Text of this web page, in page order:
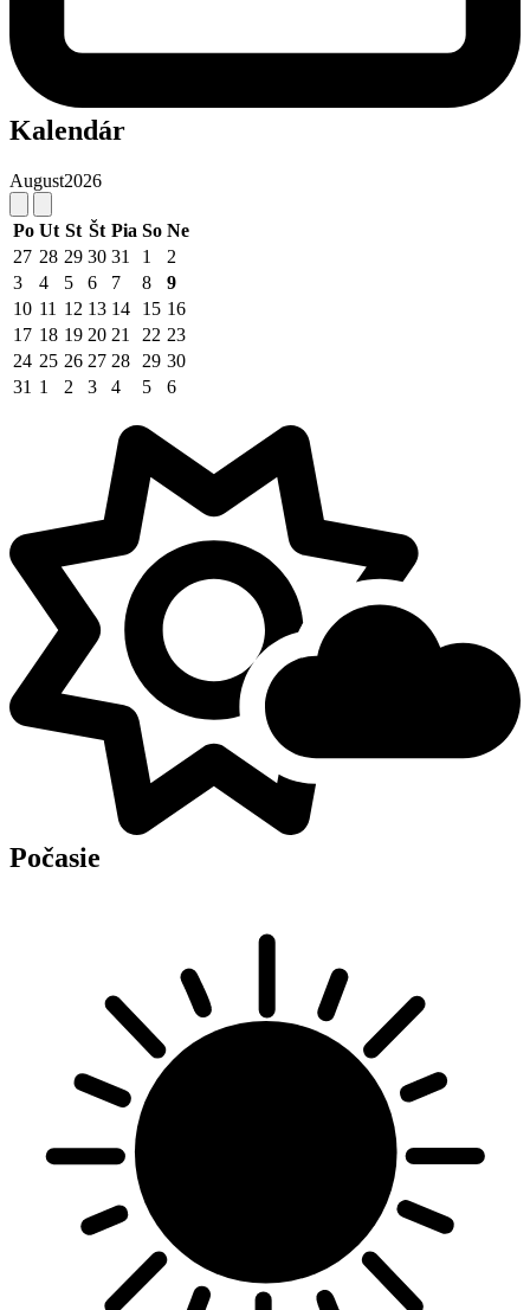
Kalendár
August2026
Po Ut St Št Pia So Ne
27 28 29 30 31 1
2
3
4 5 6 7 8
9
10 11 12 13 14 15 16
17 18 19 20 21 22 23
24 25 26 27 28 29 30
31 1 2 3 4 5 6
Počasie